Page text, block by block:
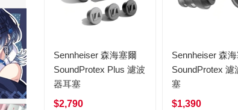
Sennheiser 森海塞爾
SoundProtex Plus 濾波
器耳塞
$2,790
Sennheiser 森
SoundProtex 濾
塞
$1,390